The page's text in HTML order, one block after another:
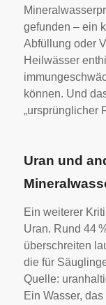
gefunden – ein
Abfüllung oder
Heilwässer
können. Und
„ursprünglicher
Uran und
Ein weiterer
Uran. Rund 44
überschreiten
die für
Quelle:
Ein Wasser,